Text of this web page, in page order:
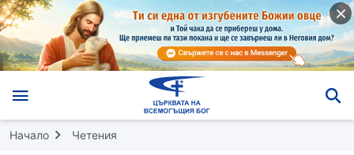
Начало Четения